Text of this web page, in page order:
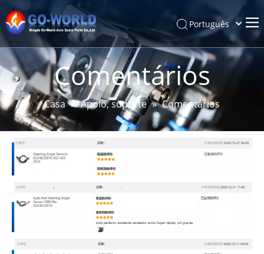
Casa
Cerca de
Produtos
Serviço e Personalização
Notícias
Apoio, suporte
Contato
Português
Pусский
Latine
Français
简体中文
English
Comentários
Casa » Apoio, suporte » Comentários